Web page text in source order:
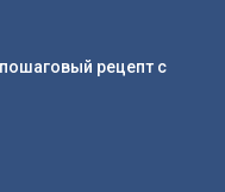
рецепт с